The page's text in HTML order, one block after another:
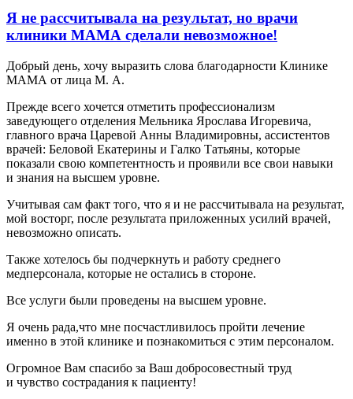
Я не рассчитывала на результат, но врачи
клиники МАМА сделали невозможное!
Добрый день, хочу выразить слова благодарности Клинике
МАМА от лица М. А.
Прежде всего хочется отметить профессионализм
заведующего отделения Мельника Ярослава Игоревича,
главного врача Царевой Анны Владимировны, ассистентов
врачей: Беловой Екатерины и Галко Татьяны, которые
показали свою компетентность и проявили все свои навыки
и знания на высшем уровне.
Учитывая сам факт того, что я и не рассчитывала на результат,
мой восторг, после результата приложенных усилий врачей,
невозможно описать.
Также хотелось бы подчеркнуть и работу среднего
медперсонала, которые не остались в стороне.
Все услуги были проведены на высшем уровне.
Я очень рада,что мне посчастливилось пройти лечение
именно в этой клинике и познакомиться с этим персоналом.
Огромное Вам спасибо за Ваш добросовестный труд
и чувство сострадания к пациенту!